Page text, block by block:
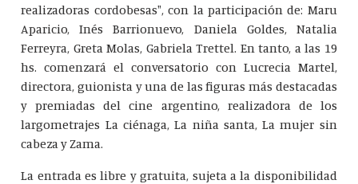
realizadoras cordobesas", con la participación de: Maru
Aparicio, Inés Barrionuevo, Daniela Goldes, Natalia
Ferreyra, Greta Molas, Gabriela Trettel. En tanto, a las 19
hs. comenzará el conversatorio con Lucrecia Martel,
directora, guionista y una de las figuras más destacadas
y premiadas del cine argentino, realizadora de los
largometrajes La ciénaga, La niña santa, La mujer sin
cabeza y Zama.
La entrada es libre y gratuita, sujeta a la disponibilidad